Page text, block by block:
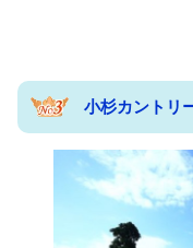
小杉カントリ